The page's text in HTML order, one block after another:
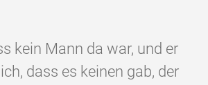
kein Mann da war, und er
dass es keinen gab, der